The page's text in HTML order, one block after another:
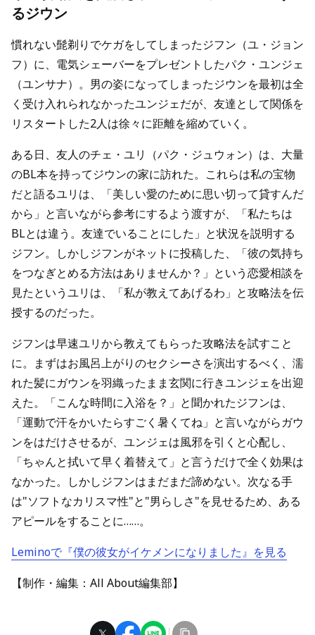
るジウン
慣れない髭剃りでケガをしてしまったジフン（ユ・ジョン
フ）に、電気シェーバーをプレゼントしたパク・ユンジェ
（ユンサナ）。男の姿になってしまったジウンを最初は全
く受け入れられなかったユンジェだが、友達として関係を
リスタートした2人は徐々に距離を縮めていく。
ある日、友人のチェ・ユリ（パク・ジュウォン）は、大量
のBL本を持ってジウンの家に訪れた。これらは私の宝物
だと語るユリは、「美しい愛のために思い切って貸すんだ
から」と言いながら参考にするよう渡すが、「私たちは
BLとは違う。友達でいることにした」と状況を説明する
ジフン。しかしジフンがネットに投稿した、「彼の気持ち
をつなぎとめる方法はありませんか？」という恋愛相談を
見たというユリは、「私が教えてあげるわ」と攻略法を伝
授するのだった。
ジフンは早速ユリから教えてもらった攻略法を試すこと
に。まずはお風呂上がりのセクシーさを演出するべく、濡
れた髪にガウンを羽織ったまま玄関に行きユンジェを出迎
えた。「こんな時間に入浴を？」と聞かれたジフンは、
「運動で汗をかいたらすごく暑くてね」と言いながらガウ
ンをはだけさせるが、ユンジェは風邪を引くと心配し、
「ちゃんと拭いて早く着替えて」と言うだけで全く効果は
なかった。しかしジフンはまだまだ諦めない。次なる手
は"ソフトなカリスマ性"と"男らしさ"を見せるため、ある
アピールをすることに……。
Leminoで『僕の彼女がイケメンになりました』を見る
【制作・編集：All About編集部】